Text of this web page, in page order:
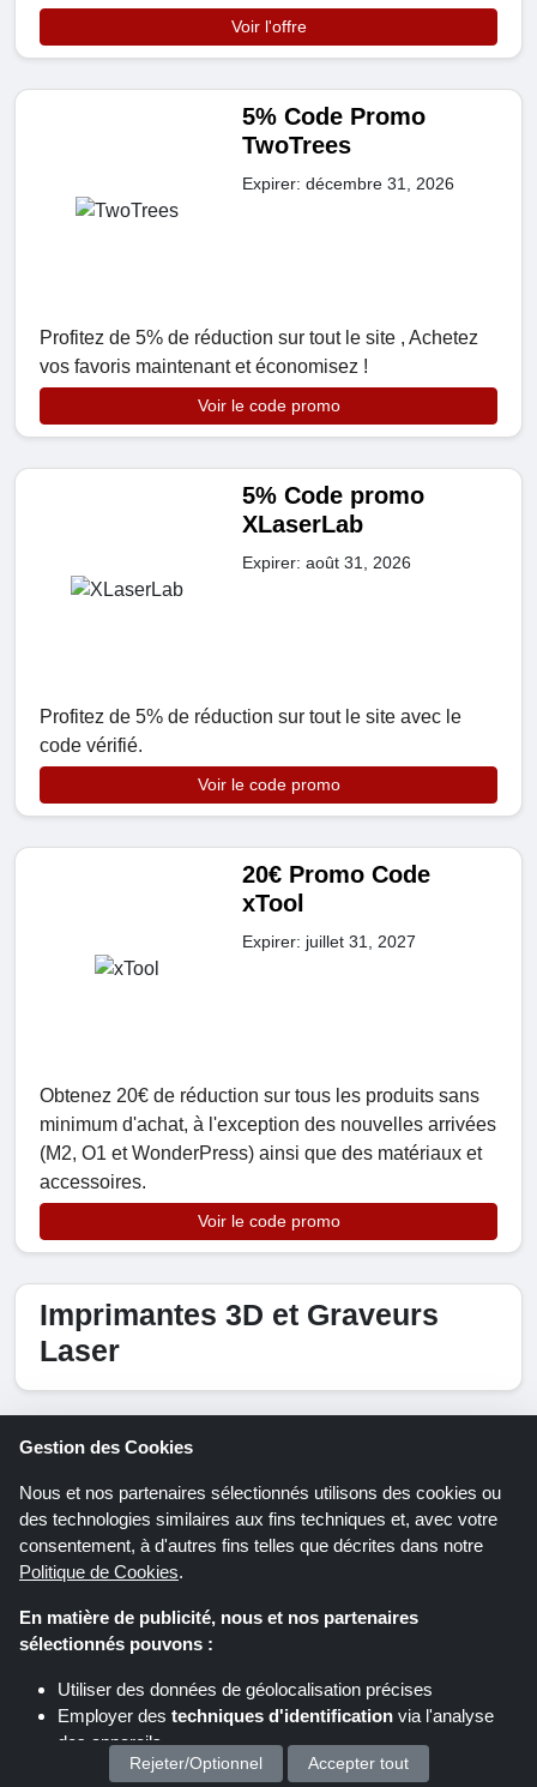
Voir l'offre
5% Code Promo
TwoTrees
Expirer: décembre 31, 2026
Profitez de 5% de réduction sur tout le site , Achetez
vos favoris maintenant et économisez !
Voir le code promo
5% Code promo
XLaserLab
Expirer: août 31, 2026
Profitez de 5% de réduction sur tout le site avec le
code vérifié.
Voir le code promo
20€ Promo Code
xTool
Expirer: juillet 31, 2027
Obtenez 20€ de réduction sur tous les produits sans
minimum d'achat, à l'exception des nouvelles arrivées
(M2, O1 et WonderPress) ainsi que des matériaux et
accessoires.
Voir le code promo
Imprimantes 3D et Graveurs
Laser
Haut Marques En Imprimantes 3D Et
Bambu Lab
Revopoint
Mecpow
TwoTrees
AtomStack
3DMakerpro
Flashforge
Gestion des Cookies
Nous et nos partenaires sélectionnés utilisons des cookies ou
des technologies similaires aux fins techniques et, avec votre
consentement, à d'autres fins telles que décrites dans notre
Politique de Cookies.
En matière de publicité, nous et nos partenaires
sélectionnés pouvons :
Utiliser des données de géolocalisation précises
Employer des techniques d'identification via l'analyse
des appareils
Stocker et/ou accéder à des informations sur un appareil
Rejeter/Optionnel Accepter tout